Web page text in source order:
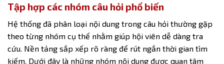
Tập hợp các nhóm câu hỏi phổ biến
Hệ thống đã phân loại nội dung trong câu hỏi thường gặp
theo từng nhóm cụ thể nhằm giúp hội viên dễ dàng tra
cứu. Nền tảng sắp xếp rõ ràng để rút ngắn thời gian tìm
kiếm. Dưới đây là những nhóm nội dung được quan tâm